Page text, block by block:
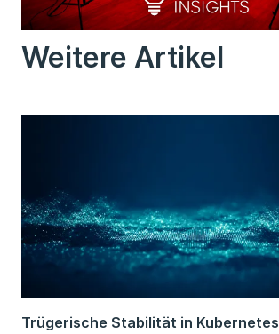
Weitere Artikel
Trügerische Stabilität in